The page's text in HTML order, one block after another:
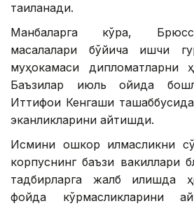
тақиқланади.
Манбаларга кўра,
масалалари бўйича ишчи
муҳокамаси дипломатларни
Баъзилар июль ойида
Иттифоқи Кенгаши
эканликларини айтишди.
Исмини ошкор қилмасликни
корпуснинг баъзи вакиллари
тадбирларга жалб қилишда
фойда кўрмасликларини